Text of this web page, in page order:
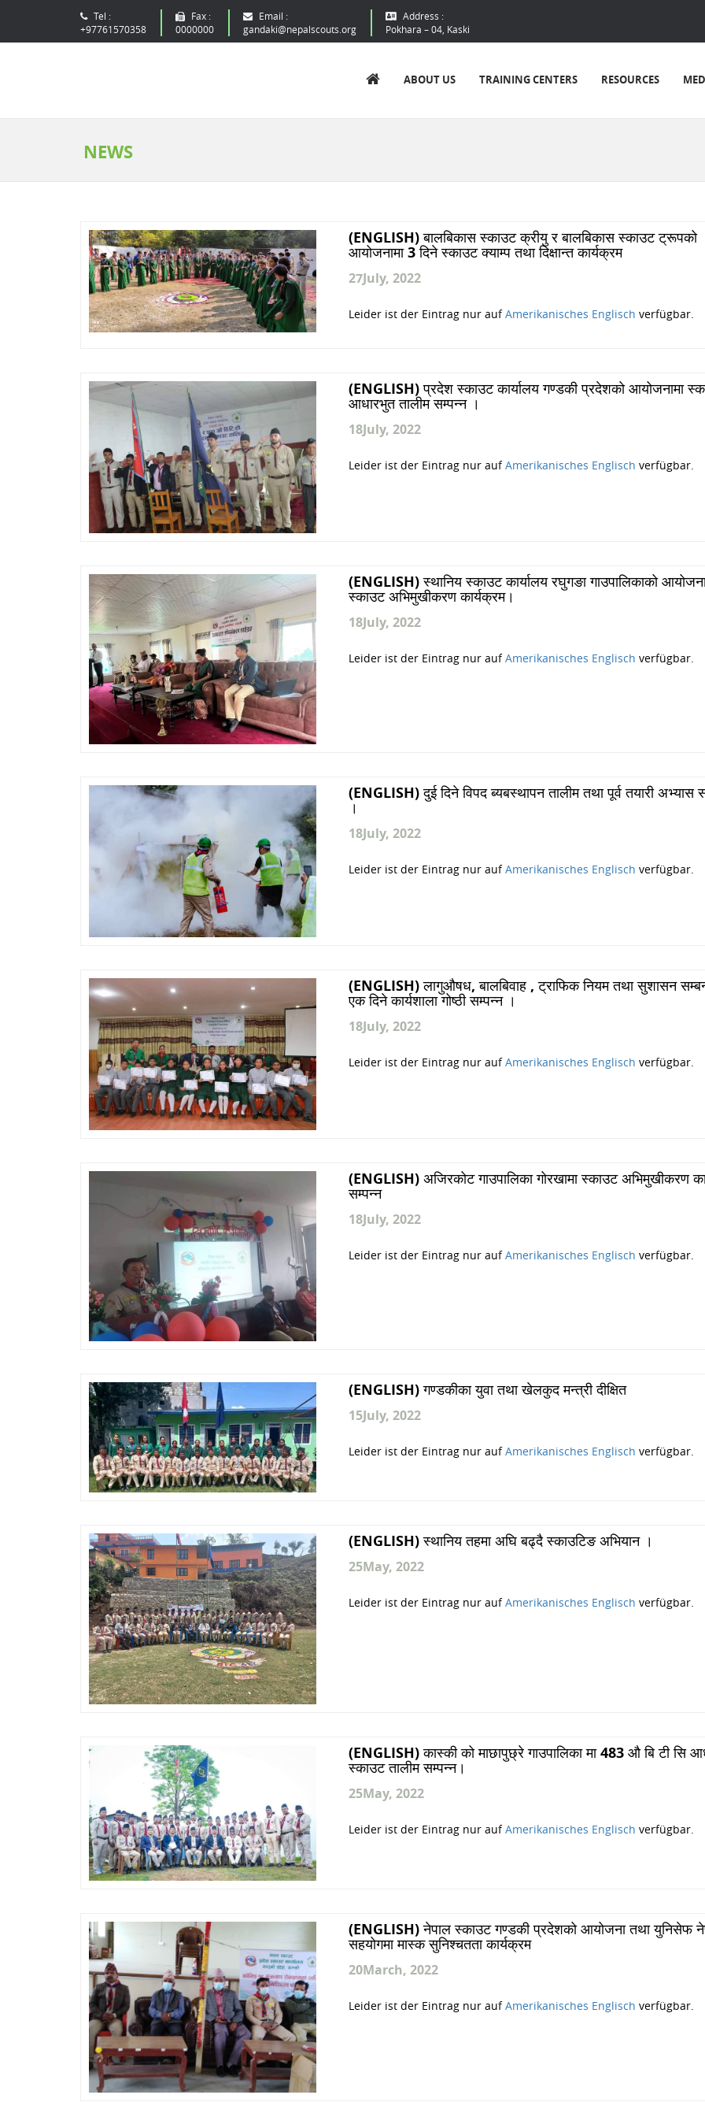
Tel :
+97761570358
Fax :
0000000
Email :
gandaki@nepalscouts.org
Address :
Pokhara – 04, Kaski
ABOUT US TRAINING CENTERS RESOURCES
NEWS
(ENGLISH) बालबिकास स्काउट क्रीयु र बालबिकास स्काउट ट्रूपको
आयोजनामा 3 दिने स्काउट क्याम्प तथा दिक्षान्त कार्यक्रम
27July, 2022
Leider ist der Eintrag nur aufAmerikanisches Englisch verfügbar.
(ENGLISH) प्रदेश स्काउट कार्यालय गण्डकी प्रदेशको आयोजनामा
आधारभुत तालीम सम्पन्न ।
18July, 2022
Leider ist der Eintrag nur aufAmerikanisches Englisch verfügbar.
(ENGLISH) स्थानिय स्काउट कार्यालय रघुगङा गाउपालिकाको
स्काउट अभिमुखीकरण कार्यक्रम।
18July, 2022
Leider ist der Eintrag nur aufAmerikanisches Englisch verfügbar.
(ENGLISH) दुई दिने विपद ब्यबस्थापन तालीम तथा पूर्व तयारी अभ्यास
।
18July, 2022
Leider ist der Eintrag nur aufAmerikanisches Englisch verfügbar.
(ENGLISH) लागुऔषध, बालबिवाह , ट्राफिक नियम तथा सुशासन
एक दिने कार्यशाला गोष्ठी सम्पन्न ।
18July, 2022
Leider ist der Eintrag nur aufAmerikanisches Englisch verfügbar.
(ENGLISH) अजिरकोट गाउपालिका गोरखामा स्काउट अभिमुखीकरण
सम्पन्न
18July, 2022
Leider ist der Eintrag nur aufAmerikanisches Englisch verfügbar.
(ENGLISH) गण्डकीका युवा तथा खेलकुद मन्त्री दीक्षित
15July, 2022
Leider ist der Eintrag nur aufAmerikanisches Englisch verfügbar.
(ENGLISH) स्थानिय तहमा अघि बढ्दै स्काउटिङ अभियान ।
25May, 2022
Leider ist der Eintrag nur aufAmerikanisches Englisch verfügbar.
(ENGLISH) कास्की को माछापुछ्रे गाउपालिका मा 483 औ बि टी सि
स्काउट तालीम सम्पन्न।
25May, 2022
Leider ist der Eintrag nur aufAmerikanisches Englisch verfügbar.
(ENGLISH) नेपाल स्काउट गण्डकी प्रदेशको आयोजना तथा युनिसेफ
सहयोगमा मास्क सुनिश्चतता कार्यक्रम
20March, 2022
Leider ist der Eintrag nur aufAmerikanisches Englisch verfügbar.